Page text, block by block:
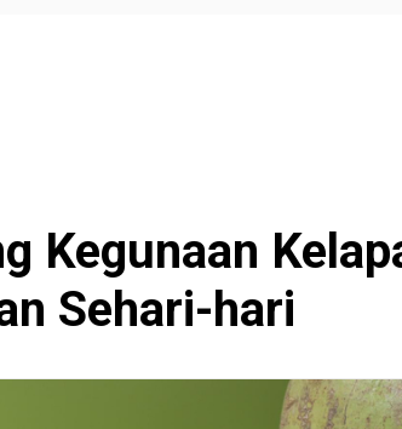
Kegunaan
Sehari-hari